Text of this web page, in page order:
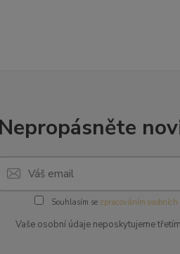
Nepropásněte
Souhlasím se zpracováním
Vaše osobní údaje neposkytujeme